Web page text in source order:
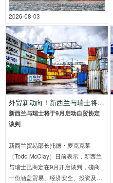
宝科技集团）
2026-08-03
外贸新动向！新西兰与瑞士将于9月启动自贸协定谈判！
新西兰与瑞士将于9月启动自贸协定
谈判
新西兰贸易部长托德・麦克克莱
（Todd McClay）日前表示，新西兰
与瑞士已商定在9月开启谈判，磋商
一份涵盖贸易、经济安全、投资及电